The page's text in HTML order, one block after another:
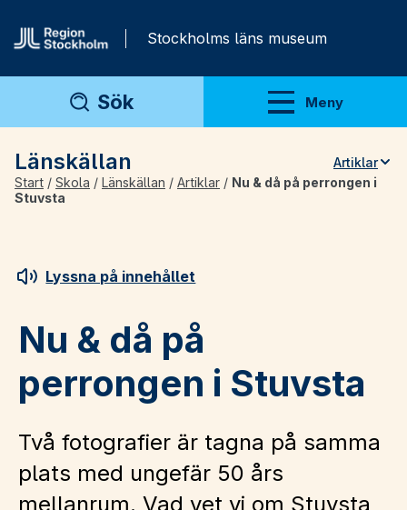
Stockholms läns museum
Sök Meny
Visa meny
Länskällan
Artiklar
Teman
För lärare
Start / Skola / Länskällan / Artiklar / Nu & då på perrongen i
Stuvsta
Lyssna på innehållet
Nu & då på
perrongen i Stuvsta
Två fotografier är tagna på samma
plats med ungefär 50 års
mellanrum. Vad vet vi om Stuvsta